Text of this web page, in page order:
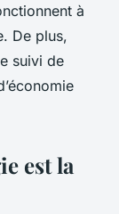
à
De plus,
suivi de
est la